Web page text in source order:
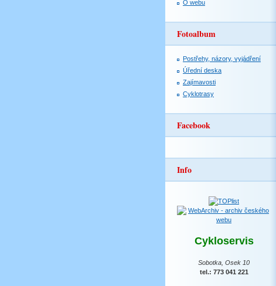
O webu
Fotoalbum
Postřehy, názory, vyjádření
Úřední deska
Zajímavosti
Cyklotrasy
Facebook
Info
Cykloservis
Sobotka, Osek 10
tel.: 773 041 221